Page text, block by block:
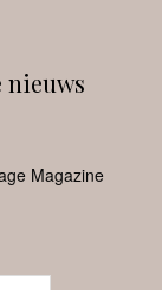
nieuws
Magazine